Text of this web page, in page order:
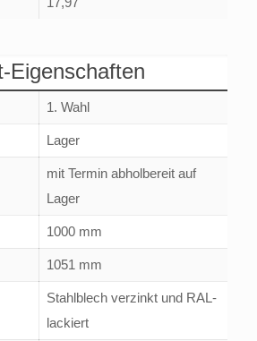
Eigenschaften
1. Wahl
Lager
mit Termin abholbereit auf
Lager
1000 mm
1051 mm
Stahlblech verzinkt und RAL-
lackiert